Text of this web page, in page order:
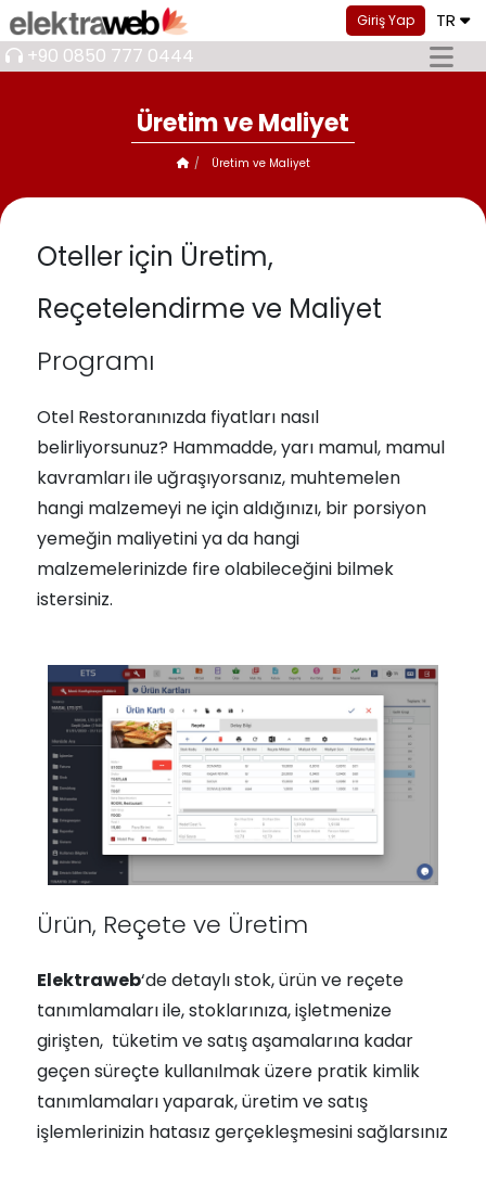
Giriş Yap TR
+90 0850 777 0444
Üretim ve Maliyet
Üretim ve Maliyet
Oteller için Üretim,
Reçetelendirme ve Maliyet
Programı
Otel Restoranınızda fiyatları nasıl
belirliyorsunuz? Hammadde, yarı mamul, mamul
kavramları ile uğraşıyorsanız, muhtemelen
hangi malzemeyi ne için aldığınızı, bir porsiyon
yemeğin maliyetini ya da hangi
malzemelerinizde fire olabileceğini bilmek
istersiniz.
Ürün, Reçete ve Üretim
Elektraweb‘de detaylı stok, ürün ve reçete
tanımlamaları ile, stoklarınıza, işletmenize
girişten, tüketim ve satış aşamalarına kadar
geçen süreçte kullanılmak üzere pratik kimlik
tanımlamaları yaparak, üretim ve satış
işlemlerinizin hatasız gerçekleşmesini sağlarsınız